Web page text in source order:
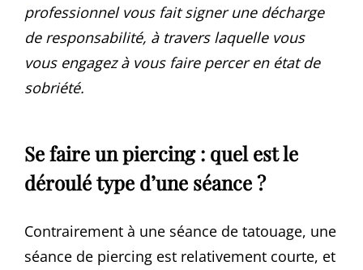
professionnel vous fait signer une décharge
de responsabilité, à travers laquelle vous
vous engagez à vous faire percer en état de
sobriété.
Se faire un piercing : quel est le
déroulé type d’une séance ?
Contrairement à une séance de tatouage, une
séance de piercing est relativement courte, et